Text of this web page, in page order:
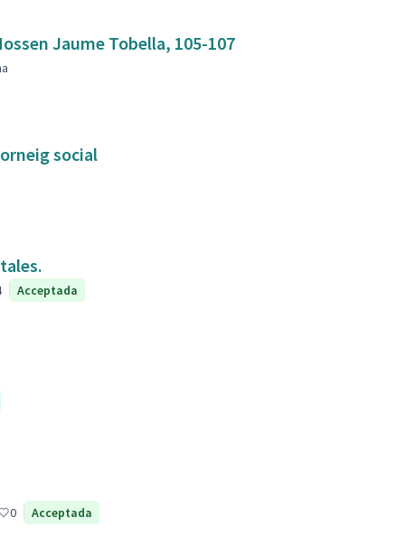
Mossen Jaume Tobella, 105-107
social
Acceptada
0 Acceptada